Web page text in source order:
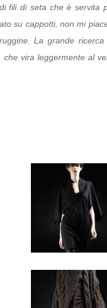
fili di seta che è servita
su cappotti, non mi
La grande
vira leggermente al